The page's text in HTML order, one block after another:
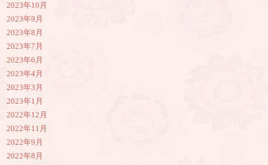
2023年10月
2023年9月
2023年8月
2023年7月
2023年6月
2023年4月
2023年3月
2023年1月
2022年12月
2022年11月
2022年9月
2022年8月